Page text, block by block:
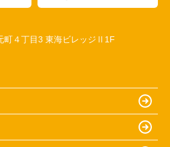
町４丁目3 東海ビレッジⅡ1F